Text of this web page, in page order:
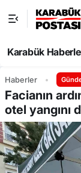
Karabük
Haberler
Facianın
otel yangını